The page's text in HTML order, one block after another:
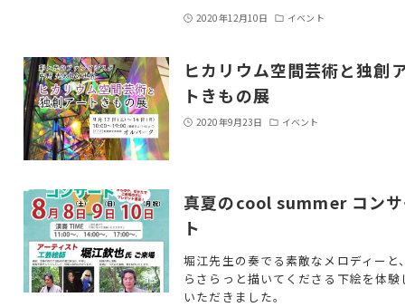
2020年12月10日 イベント
ヒカリウム空間芸術と独創
トきもの展
2020年9月23日 イベント
真夏のcool summer コン
ト
堀江先生の奏でる素敵なメロディーと
らさらっと描いてくださる下絵を体験
いただきました。